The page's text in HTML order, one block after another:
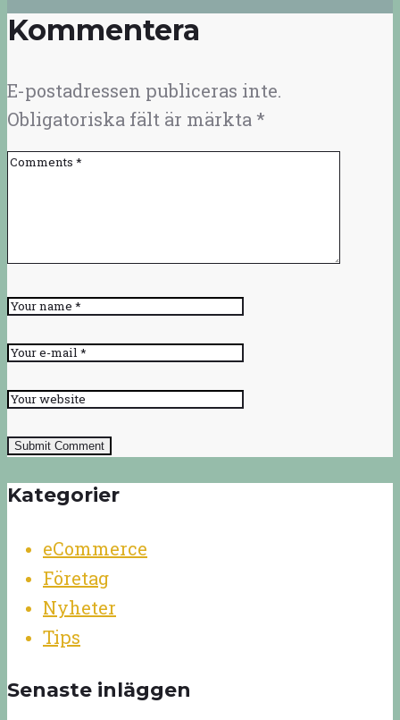
Kommentera
E-postadressen publiceras inte.
Obligatoriska fält är märkta *
Submit Comment
Kategorier
eCommerce
Företag
Nyheter
Tips
Senaste inläggen